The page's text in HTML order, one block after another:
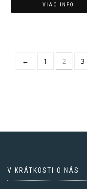
bola:
199.00€.
VIAC INFO
← 1 2 3
V KRÁTKOSTI O NÁS